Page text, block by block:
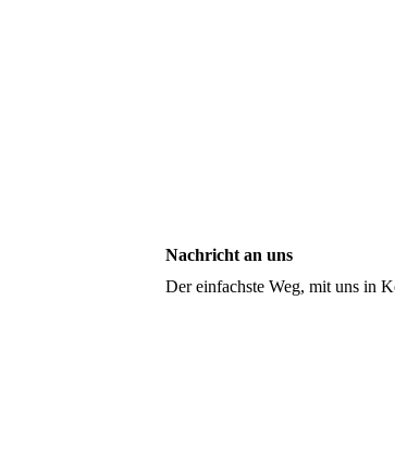
Nachricht an uns
Der einfachste Weg, mit uns in